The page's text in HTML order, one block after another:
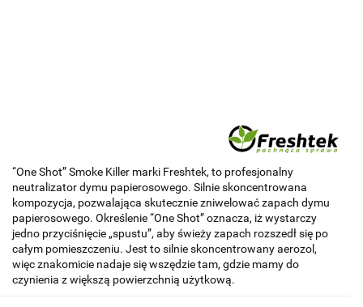
“One Shot” Smoke Killer marki Freshtek, to profesjonalny
neutralizator dymu papierosowego. Silnie skoncentrowana
kompozycja, pozwalająca skutecznie zniwelować zapach dymu
papierosowego. Określenie “One Shot” oznacza, iż wystarczy
jedno przyciśnięcie „spustu”, aby świeży zapach rozszedł się po
całym pomieszczeniu. Jest to silnie skoncentrowany aerozol,
więc znakomicie nadaje się wszędzie tam, gdzie mamy do
czynienia z większą powierzchnią użytkową.